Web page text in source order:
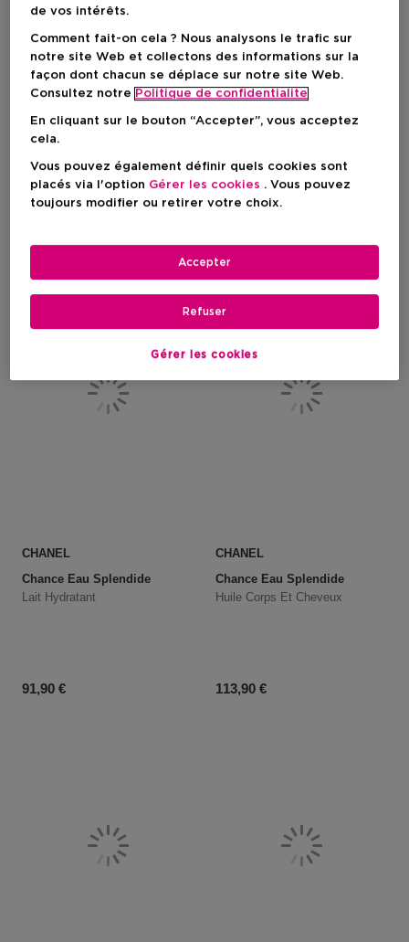
CHANEL
N°5
Eau De Toilette Vaporisateur
CHANEL
Chance Eau Tendre
CHANEL
Chance Eau Splendide
Lait Hydratant
Prix du produit
91,90 €
CHANEL
Chance Eau Splendide
Huile Corps Et Cheveux
Prix du produit
113,90 €
de vos intérêts.
Comment fait-on cela ? Nous analysons le trafic sur
notre site Web et collectons des informations sur la
façon dont chacun se déplace sur notre site Web.
Consultez notre Politique de confidentialite
En cliquant sur le bouton “Accepter”, vous acceptez
cela.
Vous pouvez également définir quels cookies sont
placés via l'option Gérer les cookies . Vous pouvez
toujours modifier ou retirer votre choix.
Gérer les cookies
Refuser
Accepter